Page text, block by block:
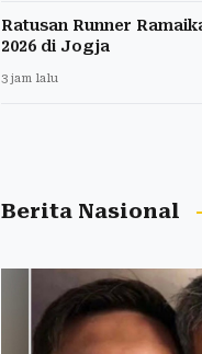
Ratusan Runner
2026 di Jogja
3 jam lalu
Berita Nasional